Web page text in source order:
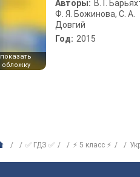
показать
обложку
Авторы: В. Г.
Ф. Я. Божинова, С. А.
Довгий
Год: 2015
✅ ГДЗ ✅ ⚡ 5 класс ⚡